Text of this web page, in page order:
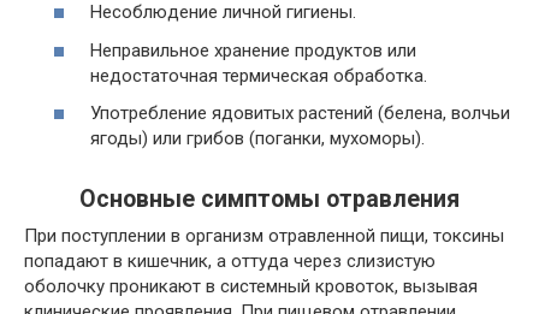
Несоблюдение личной гигиены.
Неправильное хранение продуктов или
недостаточная термическая обработка.
Употребление ядовитых растений (белена, волчьи
ягоды) или грибов (поганки, мухоморы).
Основные симптомы отравления
При поступлении в организм отравленной пищи, токсины
попадают в кишечник, а оттуда через слизистую
оболочку проникают в системный кровоток, вызывая